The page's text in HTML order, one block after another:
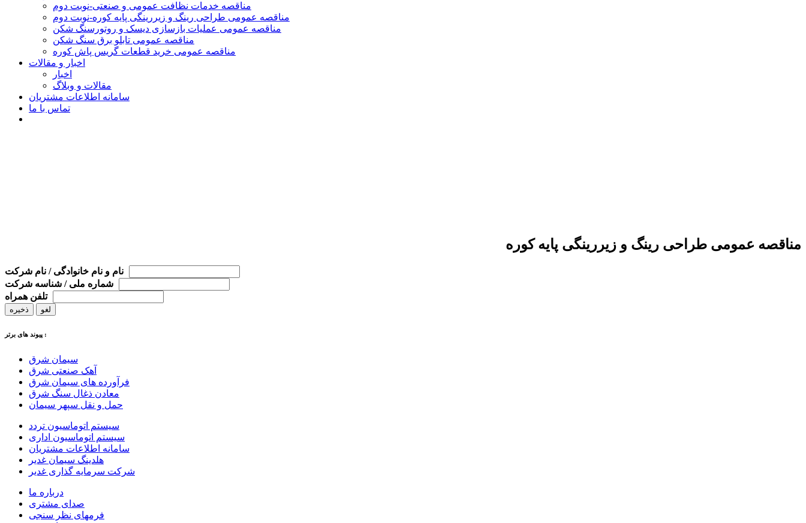
مناقصه خدمات نظافت عمومی و صنعتی-نوبت دوم
مناقصه عمومی طراحی رینگ و زیررینگی پایه کوره-نوبت دوم
مناقصه عمومی عملیات بازسازی دیسک و روتورسنگ شکن
مناقصه عمومی تابلو برق سنگ شکن
مناقصه عمومی خرید قطعات گریس پاش کوره
اخبار و مقالات
اخبار
مقالات و وبلاگ
سامانه اطلاعات مشتریان
تماس با ما
مناقصه عمومی طراحی رینگ و زیررینگی پایه کوره
تلفن همراه
ذخیره لغو
پیوند های برتر :
سیمان شرق
آهک صنعتی شرق
فرآورده های سیمان شرق
معادن ذغال سنگ شرق
حمل و نقل سپهر سیمان
سیستم اتوماسیون تردد
سیستم اتوماسیون اداری
سامانه اطلاعات مشتریان
هلدینگ سیمان غدیر
شرکت سرمایه گذاری غدیر
درباره ما
صدای مشتری
فرمهای نظر سنجی